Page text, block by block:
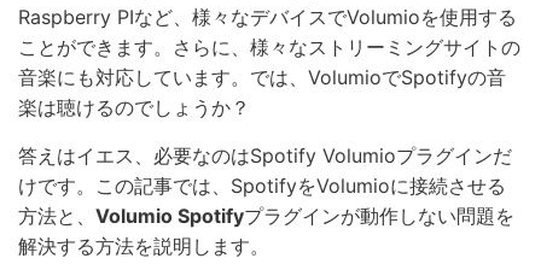
Raspberry PIなど、様々なデバイスでVolumioを使用する
ことができます。さらに、様々なストリーミングサイトの
音楽にも対応しています。では、VolumioでSpotifyの音
楽は聴けるのでしょうか？
答えはイエス、必要なのはSpotify Volumioプラグインだ
けです。この記事では、SpotifyをVolumioに接続させる
方法と、 Volumio Spotifyプラグインが動作しない問題を
解決する方法を説明します。